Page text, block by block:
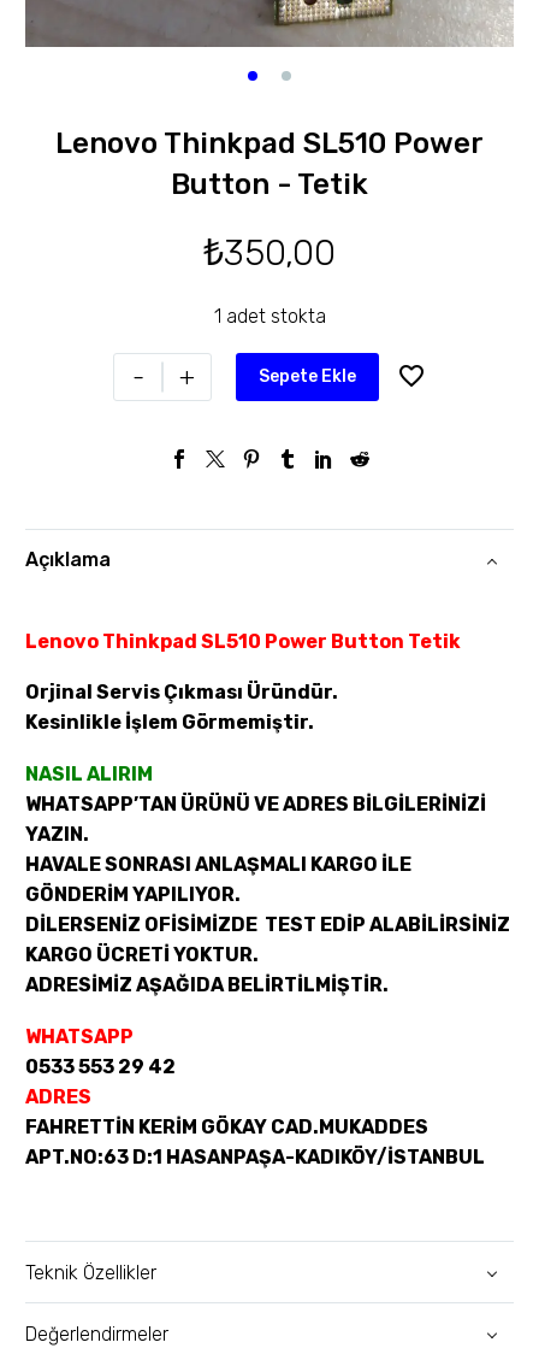
Lenovo Thinkpad SL510 Power
Button - Tetik
₺350,00
1 adet stokta
- + Sepete Ekle
Açıklama
Lenovo Thinkpad SL510 Power Button Tetik
Orjinal Servis Çıkması Üründür.
Kesinlikle İşlem Görmemiştir.
NASIL ALIRIM
WHATSAPP’TAN ÜRÜNÜ VE ADRES BİLGİLERİNİZİ
YAZIN.
HAVALE SONRASI ANLAŞMALI KARGO İLE
GÖNDERİM YAPILIYOR.
DİLERSENİZ OFİSİMİZDE TEST EDİP ALABİLİRSİNİZ
KARGO ÜCRETİ YOKTUR.
ADRESİMİZ AŞAĞIDA BELİRTİLMİŞTİR.
WHATSAPP
0533 553 29 42
ADRES
FAHRETTİN KERİM GÖKAY CAD.MUKADDES
APT.NO:63 D:1 HASANPAŞA-KADIKÖY/İSTANBUL
Teknik Özellikler
Değerlendirmeler